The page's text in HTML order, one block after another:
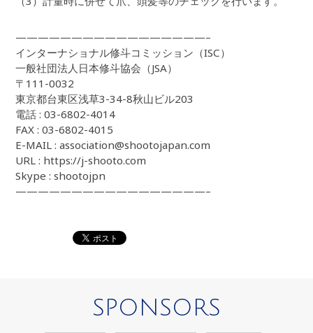
—————————————————–
インターナショナル修斗コミッション（ISC）
一般社団法人日本修斗協会（JSA）
〒111-0032
東京都台東区浅草3-34-8秋山ビル203
電話 : 03-6802-4014
FAX : 03-6802-4015
E-MAIL : association@shootojapan.com
URL : https://j-shooto.com
Skype : shootojpn
—————————————————–
SPONSORS